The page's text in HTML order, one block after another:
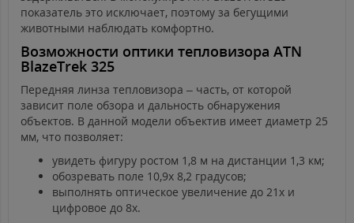
показатель это исключает, поэтому за бегущими
животными наблюдать комфортно.
Возможности оптики тепловизора ATN
BlazeTrek 325
Передняя линза тепловизора – часть, от которой
зависит поле обзора и дальность обнаружения
объектов. В данной модели объектив имеет диаметр 25
мм, что позволяет:
увидеть фигуру ростом 1,8 м на дистанции 1,3 км;
обозревать поле 10,9x 8,2 градусов;
выполнять оптическое увеличение до 21х и
цифровое до 8х.